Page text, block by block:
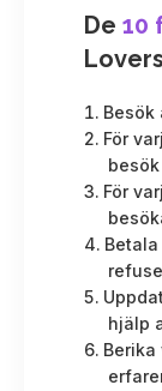
De 10
Lovers
Besök
För
För
hjälp